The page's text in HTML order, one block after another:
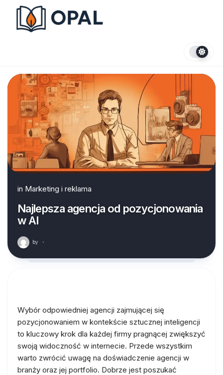
content
in Marketing i reklama
Najlepsza agencja od pozycjonowania
w AI
by ·
Wybór odpowiedniej agencji zajmującej się
pozycjonowaniem w kontekście sztucznej inteligencji
to kluczowy krok dla każdej firmy pragnącej zwiększyć
swoją widoczność w internecie. Przede wszystkim
warto zwrócić uwagę na doświadczenie agencji w
branży oraz jej portfolio. Dobrze jest poszukać